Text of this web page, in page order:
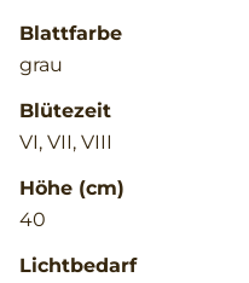
Blattfarbe
grau
Blütezeit
VI, VII, VIII
Höhe (cm)
40
Lichtbedarf